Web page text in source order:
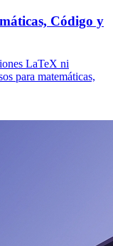
Código y
LaTeX ni
para matemáticas,